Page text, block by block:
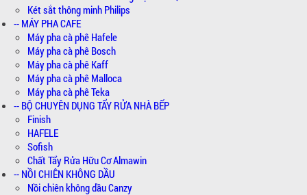
Két sắt thông minh Philips
-- MÁY PHA CAFE
Máy pha cà phê Hafele
Máy pha cà phê Bosch
Máy pha cà phê Kaff
Máy pha cà phê Malloca
Máy pha cà phê Teka
-- BỘ CHUYÊN DỤNG TẨY RỬA NHÀ BẾP
Finish
HAFELE
Sofish
Chất Tẩy Rửa Hữu Cơ Almawin
-- NỒI CHIÊN KHÔNG DẦU
Nồi chiên không dầu Canzy